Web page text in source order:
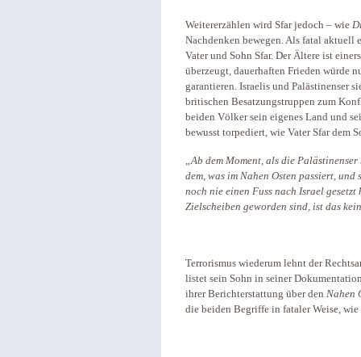
Weitererzählen wird Sfar jedoch – wie
Nachdenken bewegen. Als fatal aktuell
Vater und Sohn Sfar. Der Ältere ist
überzeugt, dauerhaften Frieden würde
garantieren. Israelis und Palästinenser
britischen Besatzungstruppen zum
beiden Völker sein eigenes Land und
bewusst torpediert, wie Vater Sfar dem
„Ab dem Moment, als die
dem, was im Nahen Osten passiert,
noch nie einen Fuss nach Israel
Zielscheiben geworden sind, ist das
Terrorismus wiederum lehnt der
listet sein Sohn in seiner
ihrer Berichterstattung über den Nahen
die beiden Begriffe in fataler Weise,